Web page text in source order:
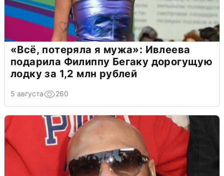
«Всё, потеряла я мужа»: Ивлеева
подарила Филиппу Бегаку дорогущую
лодку за 1,2 млн рублей
5 августа 260